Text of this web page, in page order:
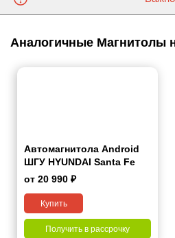
Аналогичные Магнитолы
Автомагнитола Android
ШГУ HYUNDAI Santa Fe
2006-2012 7"
от 20 990 ₽
Купить
Получить в рассрочку